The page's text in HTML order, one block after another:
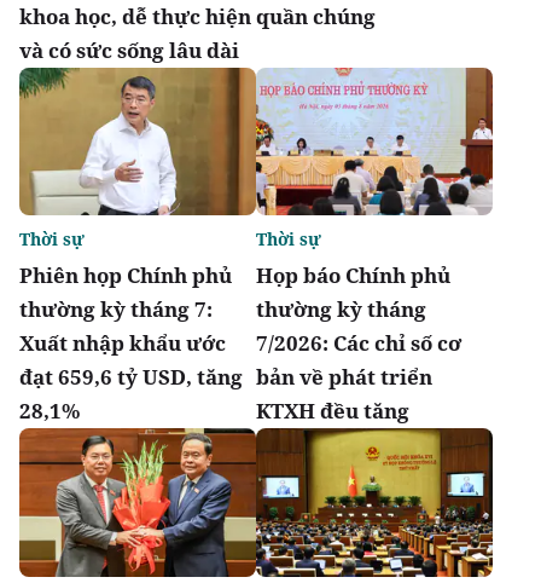
khoa học, dễ thực hiện
và có sức sống lâu dài
quần chúng
Phiên họp Chính phủ
thường kỳ tháng 7:
Xuất nhập khẩu ước
đạt 659,6 tỷ USD, tăng
28,1%
Thời sự
Họp báo Chính phủ
thường kỳ tháng
7/2026: Các chỉ số cơ
bản về phát triển
KTXH đều tăng
Thời sự